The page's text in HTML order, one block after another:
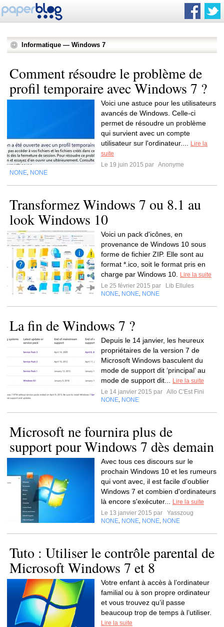
Informatique — Windows 7
Comment résoudre le problème de
profil temporaire avec Windows 7 ?
Voici une astuce pour les utilisateurs
avancés de Windows. Celle-ci
permet de résoudre un problème
qui survient avec un compte
utilisateur sur l'ordinateur....
Lire la
suite
Le 19 juin 2015 par Anonyme
NONE NONE
Transformez Windows 7 ou 8.1 au
look Windows 10
Voici un pack d'icônes, en
provenance de Windows 10 sous
forme de fichier ZIP. Elle sont au
format *.ico, soit le format pris en
charge par Windows 10.
Lire la suite
Le 25 février 2015 par
Lib Ellules
NONE NONE NONE
La fin de Windows 7 ?
Depuis le 14 janvier, les heureux
propriétaires de la version 7 de
Microsoft Windows basculent du
mode de support dit ‘principal’ au
mode de support dit...
Lire la suite
Le 14 janvier 2015 par Allo C'Est Fini
NONE NONE
Microsoft ne fournira plus de
support pour Windows 7 dès demain
Avec tous ces discours sur le
prochain Windows 10 et les rumeurs
qui vont avec, il est facile d'oublier
Windows 7 et combien d'ordinateurs
là encore s'exécuter...
Lire la suite
Le 13 janvier 2015 par
Yasszoug
NONE NONE NONE NONE
Tuto : Utiliser le contrôle parental de
Microsoft Windows 7 et 8
Votre enfant à accès à l’ordinateur
familial ou à son propre ordinateur
et vous trouvez qu’il passe
beaucoup trop de temps à l’utiliser.
Lire la suite